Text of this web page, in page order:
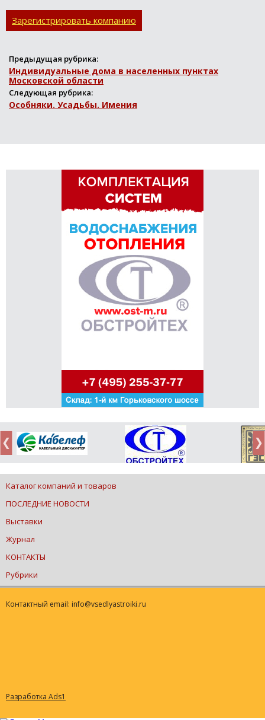
Зарегистрировать компанию
Предыдущая рубрика:
Индивидуальные дома в населенных пунктах
Московской области
Следующая рубрика:
Особняки. Усадьбы. Имения
Каталог компаний и товаров
ПОСЛЕДНИЕ НОВОСТИ
Выставки
Журнал
КОНТАКТЫ
Рубрики
Контактный email: info@vsedlyastroiki.ru
Разработка Ads1